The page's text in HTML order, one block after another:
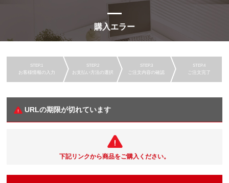
購入エラー
お客様情報の入力 お支払い方法の選択 ご注文内容の確認 ご注文完了
URLの期限が切れています
下記リンクから商品をご購入ください。